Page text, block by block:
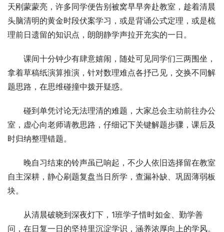
天刚蒙蒙亮，许多同学便告别被窝早早奔赴教室，趁着清晨
头脑清明的黄金时段伏案学习，或是背诵公式定理，或是梳
理前日遗留的知识点，朗朗静学声拉开充实的一日。
课间十分钟少有肆意嬉闹，随处可见同学们三两围坐，
拿着草稿纸演算推演，针对数理难点各抒己见，交换不同解
题思路，在思维碰撞中拨开疑惑。
碰到单凭讨论无法理清的难题，大家总会主动前往办公
室，虚心向老师请教思路，仔细记下关键解题步骤，课后及
时归纳整理错题。
晚自习结束的铃声虽已响起，不少人依旧选择留在教室
自主深耕，静心刷题复盘当日所学，查漏补缺、巩固薄弱板
块。
从清晨破晓到深夜灯下，1班学子惜时如金、勤学善
问，在日复一日的坚持里沉淀学识，涵养浓厚向上的学风。